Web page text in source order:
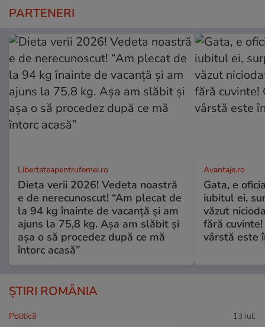
PARTENERI
Libertateapentrufemei.ro
Dieta verii 2026! Vedeta noastră
e de nerecunoscut! “Am plecat de
la 94 kg înainte de vacanță și am
ajuns la 75,8 kg. Așa am slăbit și
așa o să procedez după ce mă
întorc acasă”
Avantaje.ro
Gata, e
iubitul ei,
văzut
fără
vârstă este
ȘTIRI ROMÂNIA
Politică 13 iul.